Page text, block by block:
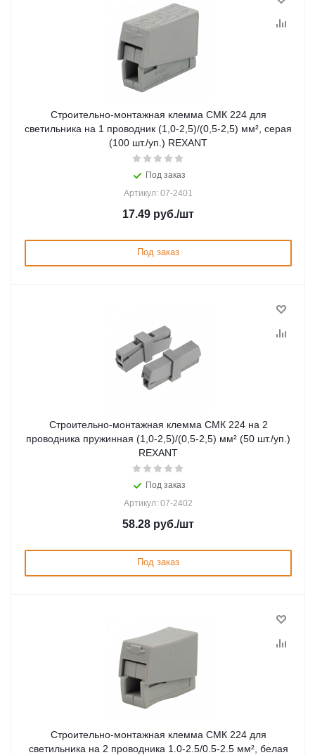
Строительно-монтажная клемма СМК 224 для
светильника на 1 проводник (1,0-2,5)/(0,5-2,5) мм², серая
(100 шт./уп.) REXANT
Под заказ
Артикул: 07-2401
17.49 руб./шт
Под заказ
Строительно-монтажная клемма СМК 224 на 2
проводника пружинная (1,0-2,5)/(0,5-2,5) мм² (50 шт./уп.)
REXANT
Под заказ
Артикул: 07-2402
58.28 руб./шт
Под заказ
Строительно-монтажная клемма СМК 224 для
светильника на 2 проводника 1.0-2.5/0.5-2.5 мм², белая